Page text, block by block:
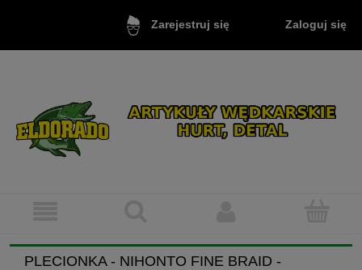
Zarejestruj się Zaloguj się
PLECIONKA - NIHONTO FINE BRAID -